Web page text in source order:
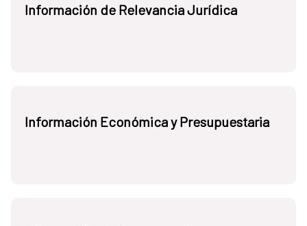
Información de Relevancia Jurídica
Información Económica y Presupuestaria